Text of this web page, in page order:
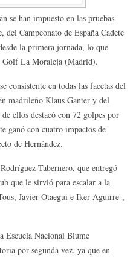
se han impuesto en las pruebas
Campeonato de España Cadete
la primera jornada, lo que
Golf La Moraleja (Madrid).
en todas las facetas del
madrileño Klaus Ganter y del
ellos destacó con 72 golpes por
ganó con cuatro impactos de
de Hernández.
Tabernero, que entregó
que le sirvió para escalar a la
Javier Otaegui e Iker Aguirre-,
Escuela Nacional Blume
por segunda vez, ya que en